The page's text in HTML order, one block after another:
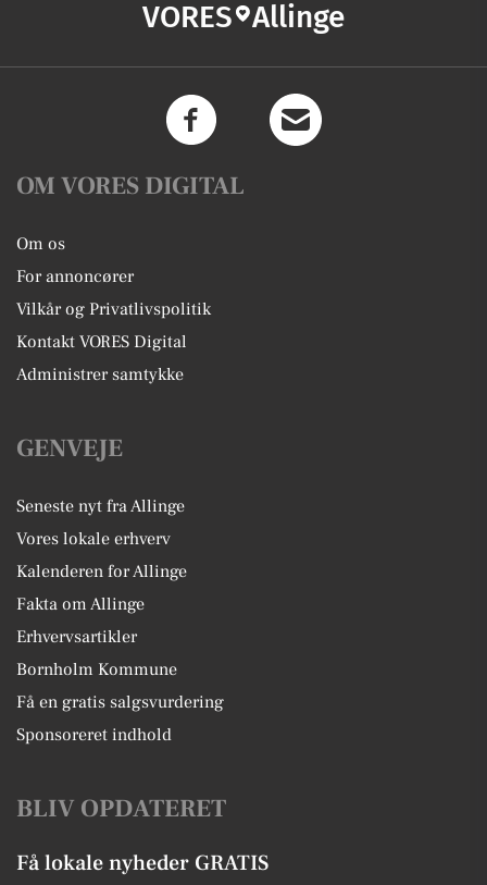
VORES Allinge
OM VORES DIGITAL
Om os
For annoncører
Vilkår og Privatlivspolitik
Kontakt VORES Digital
Administrer samtykke
GENVEJE
Seneste nyt fra Allinge
Vores lokale erhverv
Kalenderen for Allinge
Fakta om Allinge
Erhvervsartikler
Bornholm Kommune
Få en gratis salgsvurdering
Sponsoreret indhold
BLIV OPDATERET
Få lokale nyheder GRATIS